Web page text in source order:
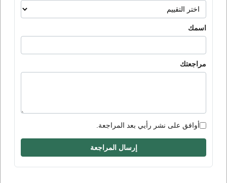
اسمك
مراجعتك
أوافق على نشر رأيي بعد المراجعة.
إرسال المراجعة